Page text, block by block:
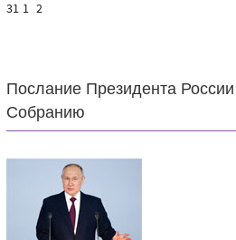
31 1 2
Послание Президента
Собранию